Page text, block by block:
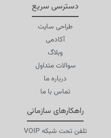
راهکارهای سازمانی
تلفن تحت شبکه VOIP
دسترسی سریع
طراحی سایت
آکادمی
وبلاگ
سوالات متداول
درباره ما
تماس با ما